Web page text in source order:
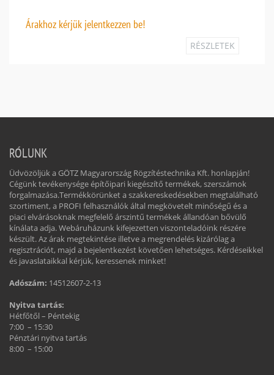
Árakhoz kérjük jelentkezzen be!
RÉSZLETEK
RÓLUNK
Üdvözöljük a GÖTZ Magyarország Rögzítéstechnika Kft. honlapján!
Cégünk tevékenysége építőipari kiegészítő termékek, szerszámok
forgalmazása.Termékkörünket a szakkereskedésekben megtalálható
szortiment, a PROFI felhasználók által megkövetelt minőségű és a
piaci elvárásoknak megfelelő árszintű termékek állandóan bővülő
kínálata adja. Webáruházunk kifejezetten viszonteladóink részére
készült. Az árak megtekintése illetve a megrendelés kizárólag a
regisztrációt, majd a bejelentkezést követően lehetséges. Kérdéseikkel
és javaslataikkal kérjük, keressenek minket!
Adószám: 14512607-2-13
Nyitva tartás:
Hétfőtől – Péntekig
7:00 – 15:30
Pénztári nyitva tartás
8:00 – 15:00